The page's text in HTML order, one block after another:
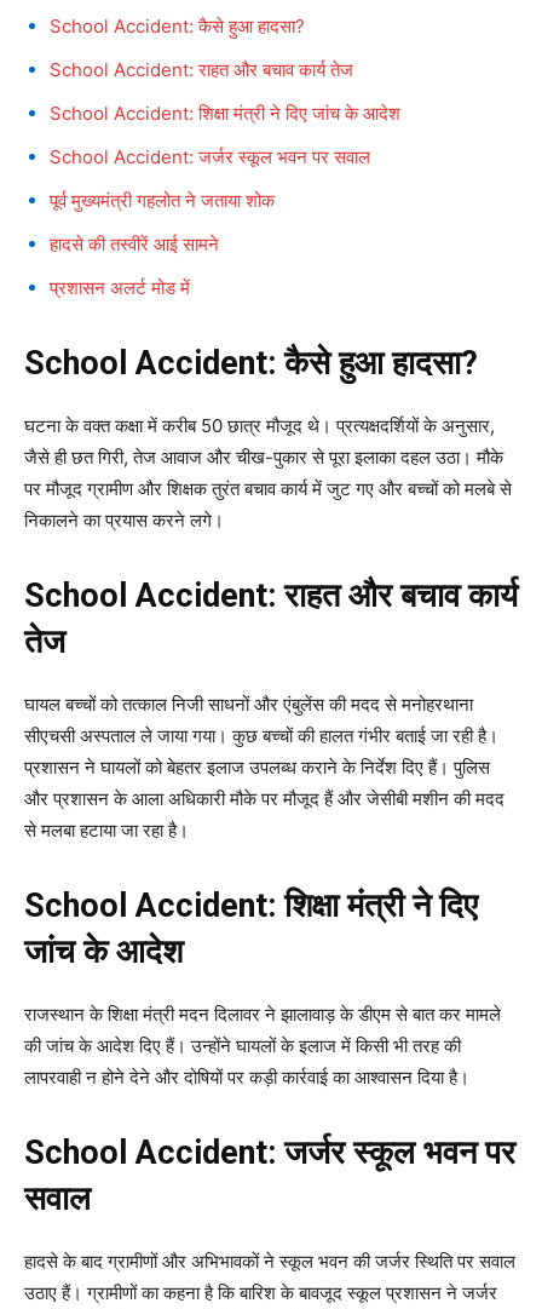
School Accident: कैसे हुआ हादसा?
School Accident: राहत और बचाव कार्य तेज
School Accident: शिक्षा मंत्री ने दिए जांच के आदेश
School Accident: जर्जर स्कूल भवन पर सवाल
पूर्व मुख्यमंत्री गहलोत ने जताया शोक
हादसे की तस्वीरें आई सामने
प्रशासन अलर्ट मोड में
School Accident: कैसे हुआ हादसा?
घटना के वक्त कक्षा में करीब 50 छात्र मौजूद थे। प्रत्यक्षदर्शियों के अनुसार,
जैसे ही छत गिरी, तेज आवाज और चीख-पुकार से पूरा इलाका दहल उठा। मौके
पर मौजूद ग्रामीण और शिक्षक तुरंत बचाव कार्य में जुट गए और बच्चों को मलबे से
निकालने का प्रयास करने लगे।
School Accident: राहत और बचाव कार्य
तेज
घायल बच्चों को तत्काल निजी साधनों और एंबुलेंस की मदद से मनोहरथाना
सीएचसी अस्पताल ले जाया गया। कुछ बच्चों की हालत गंभीर बताई जा रही है।
प्रशासन ने घायलों को बेहतर इलाज उपलब्ध कराने के निर्देश दिए हैं। पुलिस
और प्रशासन के आला अधिकारी मौके पर मौजूद हैं और जेसीबी मशीन की मदद
से मलबा हटाया जा रहा है।
School Accident: शिक्षा मंत्री ने दिए
जांच के आदेश
राजस्थान के शिक्षा मंत्री मदन दिलावर ने झालावाड़ के डीएम से बात कर मामले
की जांच के आदेश दिए हैं। उन्होंने घायलों के इलाज में किसी भी तरह की
लापरवाही न होने देने और दोषियों पर कड़ी कार्रवाई का आश्वासन दिया है।
School Accident: जर्जर स्कूल भवन पर
सवाल
हादसे के बाद ग्रामीणों और अभिभावकों ने स्कूल भवन की जर्जर स्थिति पर सवाल
उठाए हैं। ग्रामीणों का कहना है कि बारिश के बावजूद स्कूल प्रशासन ने जर्जर